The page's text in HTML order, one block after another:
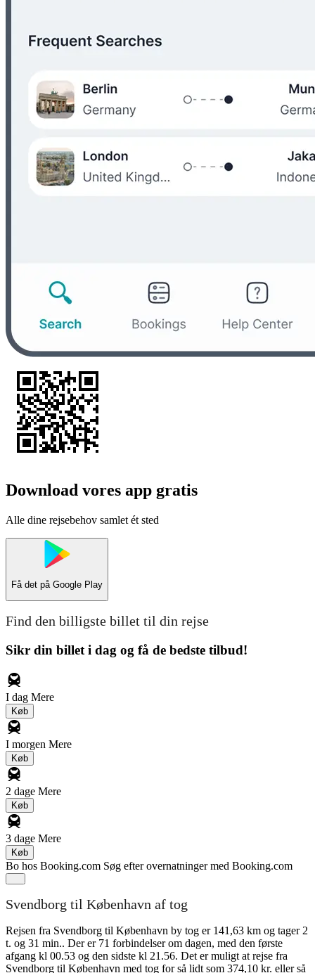
Download vores app gratis
Alle dine rejsebehov samlet ét sted
Få det på Google Play
Find den billigste billet til din rejse
Sikr din billet i dag og få de bedste tilbud!
I dag Mere
Køb
I morgen Mere
Køb
2 dage Mere
Køb
3 dage Mere
Køb
Bo hos Booking.com Søg efter overnatninger med Booking.com
Svendborg til København af tog
Rejsen fra Svendborg til København by tog er 141,63 km og tager 2
t. og 31 min.. Der er 71 forbindelser om dagen, med den første
afgang kl 00.53 og den sidste kl 21.56. Det er muligt at rejse fra
Svendborg til København med tog for så lidt som 374,10 kr. eller så